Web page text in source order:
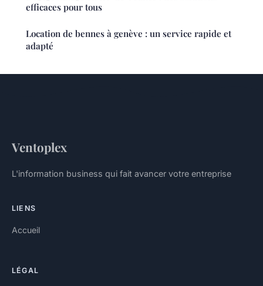
efficaces pour tous
Location de bennes à genève : un service rapide et
adapté
Ventoplex
L'information business qui fait avancer votre entreprise
LIENS
Accueil
LÉGAL